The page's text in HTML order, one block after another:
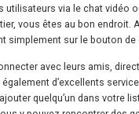
via le chat vidéo
vous êtes au bon endroit.
sur le bouton
avec leurs amis,
d’excellents
quelqu’un dans votre